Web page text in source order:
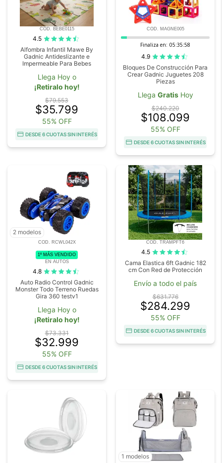
COD. BEBE0115
4.5
Alfombra Infantil Mawe By
Gadnic Antideslizante e
Impermeable Para Bebes
Llega Hoy o
¡Retiralo hoy!
$79.553
$35.799
55% OFF
DESDE 6 CUOTAS SIN INTERÉS
COD. MAGNE005
Finaliza en: 05:35:56
4.9
Bloques De Construcción Para
Crear Gadnic Juguetes 208
Piezas
Llega GratisHoy
$240.220
$108.099
55% OFF
DESDE 6 CUOTAS SIN INTERÉS
2 modelos
COD. RCWL042X
1º MÁS VENDIDO
EN AUTOS
4.8
Auto Radio Control Gadnic
Monster Todo Terreno Ruedas
Gira 360 testv1
Llega Hoy o
¡Retiralo hoy!
$73.331
$32.999
55% OFF
DESDE 6 CUOTAS SIN INTERÉS
COD. TRAMPFT6
4.5
Cama Elastica 6ft Gadnic 182
cm Con Red de Protección
Envío a todo el país
$631.776
$284.299
55% OFF
DESDE 6 CUOTAS SIN INTERÉS
1 modelos